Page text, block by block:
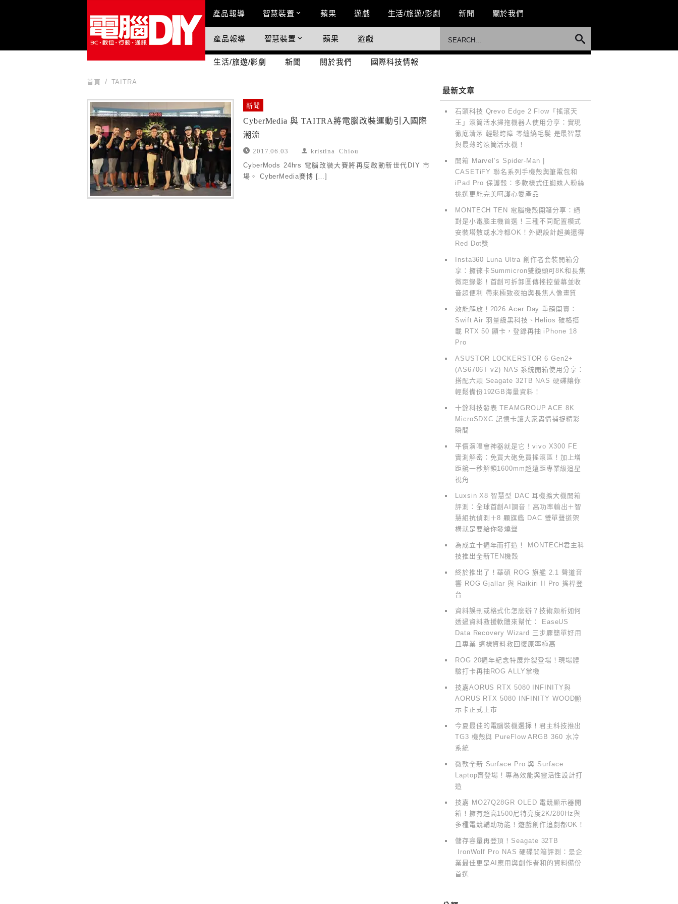
Main Menu
產品報導 智慧裝置 蘋果 遊戲 生活/旅遊/影劇 新聞 關於我們
國際科技情報
產品報導 智慧裝置 蘋果 遊戲
生活/旅遊/影劇 新聞 關於我們 國際科技情報
首頁 TAITRA
TAITRA 新聞
CyberMedia 與 TAITRA將電腦改裝運動引入國際
潮流
2017.06.03 kristina Chiou
CyberMods 24hrs 電腦改裝大賽將再度啟動新世代DIY 市
場。 CyberMedia賽博 […]
最新文章
石頭科技 Qrevo Edge 2 Flow「搖滾天
王」滾筒活水掃拖機器人使用分享：實現
徹底清潔 輕鬆跨障 零纏繞毛髮 是最智慧
與最薄的滾筒活水機！
開箱 Marvel’s Spider-Man |
CASETiFY 聯名系列手機殼與筆電包和
iPad Pro 保護殼：多款樣式任蜘蛛人粉絲
挑選更能完美呵護心愛產品
MONTECH TEN 電腦機殼開箱分享：絕
對是小電腦主機首選！三種不同配置模式
安裝塔散或水冷都OK！外觀設計超美還得
Red Dot獎
Insta360 Luna Ultra 創作者套裝開箱分
享：擁徠卡Summicron雙鏡頭可8K和長焦
微距錄影！首創可拆卸圖傳搖控螢幕並收
音超便利 帶來極致夜拍與長焦人像畫質
效能解放！2026 Acer Day 重磅開賣：
Swift Air 羽量級黑科技、Helios 破格搭
載 RTX 50 顯卡，登錄再抽 iPhone 18
Pro
ASUSTOR LOCKERSTOR 6 Gen2+
(AS6706T v2) NAS 系統開箱使用分享：
搭配六顆 Seagate 32TB NAS 硬碟讓你
輕鬆備份192GB海量資料！
十銓科技發表 TEAMGROUP ACE 8K
MicroSDXC 記憶卡讓大家盡情捕捉精彩
瞬間
平價演唱會神器就是它！vivo X300 FE
實測解密：免買大砲免買搖滾區！加上增
距鏡一秒解鎖1600mm超遠距專業級追星
視角
Luxsin X8 智慧型 DAC 耳機擴大機開箱
評測：全球首創AI調音！高功率輸出＋智
慧組抗偵測＋8 顆旗艦 DAC 雙單聲道架
構就是要給你發燒聲
為成立十週年而打造！ MONTECH君主科
技推出全新TEN機殼
終於推出了！華碩 ROG 旗艦 2.1 聲道音
響 ROG Gjallar 與 Raikiri II Pro 搖桿登
台
資料誤刪或格式化怎麼辦？技術頗析如何
透過資料救援軟體來幫忙： EaseUS
Data Recovery Wizard 三步驟簡單好用
且專業 這樣資料救回復原率極高
ROG 20週年紀念特展炸裂登場！現場體
驗打卡再抽ROG ALLY掌機
技嘉AORUS RTX 5080 INFINITY與
AORUS RTX 5080 INFINITY WOOD顯
示卡正式上市
今夏最佳的電腦裝機選擇！君主科技推出
TG3 機殼與 PureFlow ARGB 360 水冷
系統
微軟全新 Surface Pro 與 Surface
Laptop齊登場！專為效能與靈活性設計打
造
技嘉 MO27Q28GR OLED 電競顯示器開
箱！擁有超高1500尼特亮度2K/280Hz與
多種電競輔助功能！遊戲創作追劇都OK！
儲存容量再登頂！Seagate 32TB
IronWolf Pro NAS 硬碟開箱評測：是企
業最佳更是AI應用與創作者和的資料備份
首選